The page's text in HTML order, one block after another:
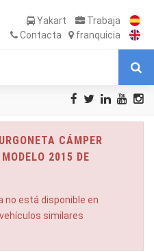
Yakart
Trabaja
Contacta
franquicia
CÁMPER
2015 DE
no está disponible en
similares